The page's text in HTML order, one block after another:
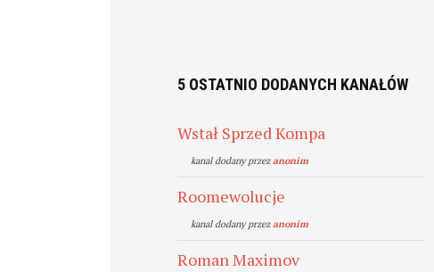
5 OSTATNIO DODANYCH KANAŁÓW
Wstał Sprzed Kompa
kanal dodany przezanonim
Roomewolucje
kanal dodany przezanonim
Roman Maximov